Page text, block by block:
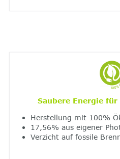
Saubere Energie
Herstellung mit 100%
17,56% aus eigener
Verzicht auf fossile